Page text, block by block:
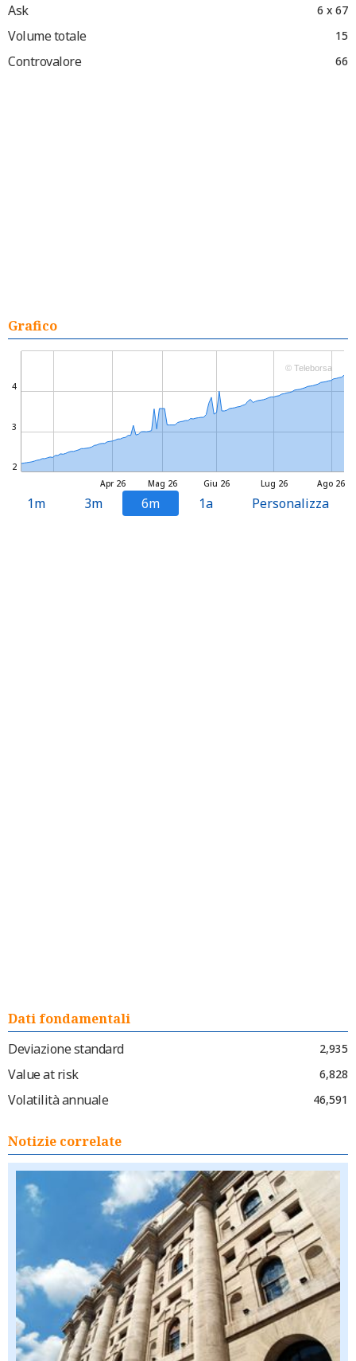
Ask 6 x 67
Volume totale 15
Controvalore 66
Grafico
Mag 26 Lug 26
Apr 26 Giu 26 Ago 26
2
3
4
© Teleborsa
1m 3m 6m 1a Personalizza
Dati fondamentali
Deviazione standard
2,935
Value at risk 6,828
Volatilità annuale 46,591
Notizie correlate